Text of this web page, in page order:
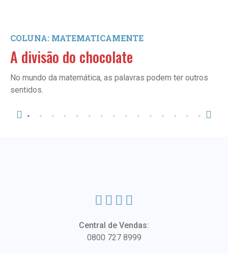
COLUNA: MATEMATICAMENTE
A divisão do chocolate
No mundo da matemática, as palavras podem ter outros
sentidos.
Central de Vendas:
0800 727 8999